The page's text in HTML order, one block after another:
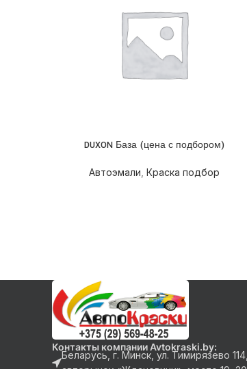
ПОДРОБНЕЕ
DUXON База (цена с подбором)
Автоэмали Краска подбор
Контакты компании Avtokraski.by:
Беларусь, г. Минск, ул. Тимирязево 114,